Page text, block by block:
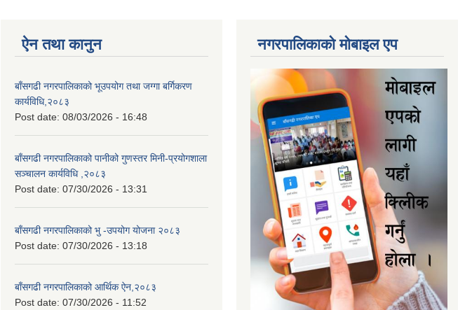
ऐन तथा कानुन
बाँसगढी नगरपालिकाको भूउपयोग तथा जग्गा बर्गिकरण
कार्यविधि,२०८३
Post date: 08/03/2026 - 16:48
बाँसगढी नगरपालिकाको पानीको गुणस्तर मिनी-प्रयोगशाला
सञ्चालन कार्यविधि ,२०८३
Post date: 07/30/2026 - 13:31
बाँसगढी नगरपालिकाको भु -उपयोग योजना २०८३
Post date: 07/30/2026 - 13:18
बाँसगढी नगरपालिकाको आर्थिक ऐन,२०८३
Post date: 07/30/2026 - 11:52
नगरपालिकाकाे माेबाइल एप